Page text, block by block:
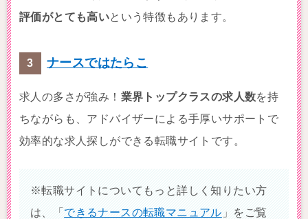
評価がとても高いという特徴もあります。
ナースではたらこ
求人の多さが強み！ 業界トップクラスの求人数を持
ちながらも、アドバイザーによる手厚いサポートで
効率的な求人探しができる転職サイトです。
※転職サイトについてもっと詳しく知りたい方
は、「できるナースの転職マニュアル 」をご覧